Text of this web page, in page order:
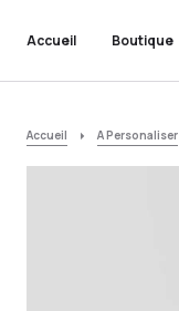
Accueil Boutique
Accueil A Personaliser